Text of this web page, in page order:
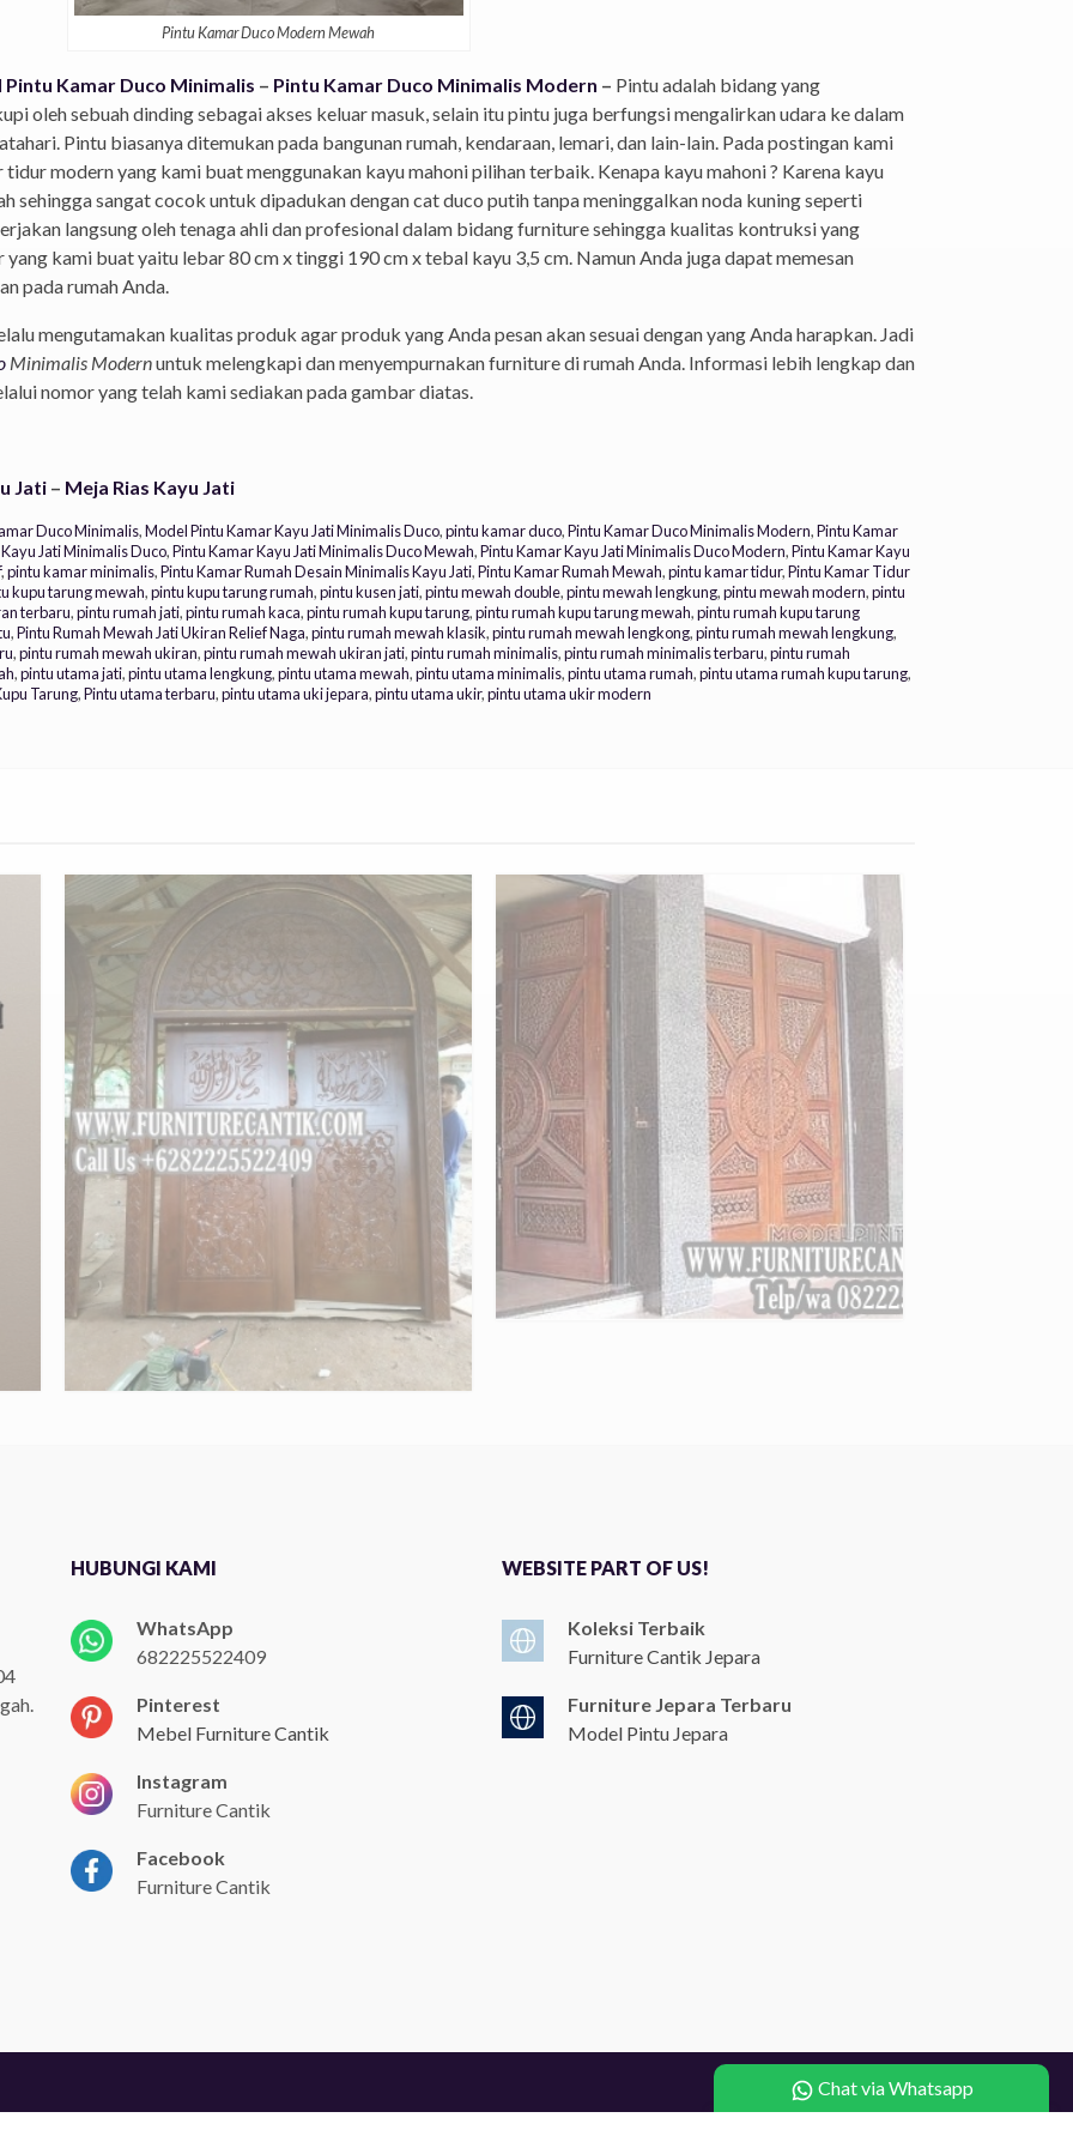
Pintu Kamar Duco Modern Mewah
Kamar Duco Minimalis – Pintu Kamar Duco Minimalis Modern – Pintu adalah bidang yang
oleh sebuah dinding sebagai akses keluar masuk, selain itu pintu juga berfungsi mengalirkan udara ke dalam
Pintu biasanya ditemukan pada bangunan rumah, kendaraan, lemari, dan lain-lain. Pada postingan kami
modern yang kami buat menggunakan kayu mahoni pilihan terbaik. Kenapa kayu mahoni ? Karena kayu
sehingga sangat cocok untuk dipadukan dengan cat duco putih tanpa meninggalkan noda kuning seperti
langsung oleh tenaga ahli dan profesional dalam bidang furniture sehingga kualitas kontruksi yang
kami buat yaitu lebar 80 cm x tinggi 190 cm x tebal kayu 3,5 cm. Namun Anda juga dapat memesan
pada rumah Anda.
mengutamakan kualitas produk agar produk yang Anda pesan akan sesuai dengan yang Anda harapkan. Jadi
Minimalis Modernuntuk melengkapi dan menyempurnakan furniture di rumah Anda. Informasi lebih lengkap dan
nomor yang telah kami sediakan pada gambar diatas.
Jati – Meja Rias Kayu Jati
Duco Minimalis,Model Pintu Kamar Kayu Jati Minimalis Duco,pintu kamar duco,Pintu Kamar Duco Minimalis Modern,Pintu Kamar
Jati Minimalis Duco,Pintu Kamar Kayu Jati Minimalis Duco Mewah,Pintu Kamar Kayu Jati Minimalis Duco Modern,Pintu Kamar Kayu
,pintu kamar minimalis,Pintu Kamar Rumah Desain Minimalis Kayu Jati,Pintu Kamar Rumah Mewah,pintu kamar tidur,Pintu Kamar Tidur
kupu tarung mewah,pintu kupu tarung rumah,pintu kusen jati,pintu mewah double,pintu mewah lengkung,pintu mewah modern,pintu
terbaru,pintu rumah jati,pintu rumah kaca,pintu rumah kupu tarung,pintu rumah kupu tarung mewah,pintu rumah kupu tarung
,Pintu Rumah Mewah Jati Ukiran Relief Naga,pintu rumah mewah klasik,pintu rumah mewah lengkong,pintu rumah mewah lengkung,
,pintu rumah mewah ukiran,pintu rumah mewah ukiran jati,pintu rumah minimalis,pintu rumah minimalis terbaru,pintu rumah
,pintu utama jati,pintu utama lengkung,pintu utama mewah,pintu utama minimalis,pintu utama rumah,pintu utama rumah kupu tarung,
Tarung,Pintu utama terbaru,pintu utama uki jepara,pintu utama ukir,pintu utama ukir modern
HUBUNGI KAMI
WhatsApp
682225522409
Pinterest
Mebel Furniture Cantik
Instagram
Furniture Cantik
Facebook
Furniture Cantik
WEBSITE PART OF US!
Koleksi Terbaik
Furniture Cantik Jepara
Furniture Jepara Terbaru
Model Pintu Jepara
Chat via Whatsapp